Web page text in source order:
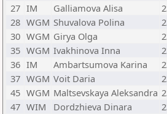
27 IM Galliamova Alisa
28 WGM Shuvalova Polina
30 WGM Girya Olga
35 WGM Ivakhinova Inna
36 IM Ambartsumova Karina
37 WGM Voit Daria
45 WGM Maltsevskaya Aleksandra
47 WIM Dordzhieva Dinara